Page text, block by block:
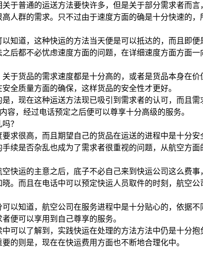
于普通的运送方法要快许多，但是关于部分需求者而
人群的需求。只不过由于速度方面的确是十分快速的，
以知道，这种快运的方法当天便是可以抵达的，而且即
后都不必忧虑速度方面的问题，在详细速度方面方面一
于货品的需求速度都是十分高的，或者是货品本身在
全质量方面的确保，这样货品的安全性才更好。
，现在这种运送方法现已吸引到需求者的认可，而且
容，经过电话预定之后便可以尊享十分高级的服务。
？
求很高，而且期望自己的货品在运送的进程中是十分
续是否杂乱也成为了需求者很重视的问题，从航空方面
快运的主意之后，底子不必自己来到快运公司这么费
。而且在电话中可以预定快运人员取件的时刻，航空公
以知道，航空公司在服务进程中是十分贴心的，依据
便可以享用到自己尊享的服务。
可以了解到，实践快运在处理的方法方法中仍是十分
的则是，现在在快运费用方面也不断地合理化中。